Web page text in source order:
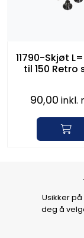
11790-Skjøt
til 150 Retro
90,00 inkl.
Hvorfor
Usikker
deg å